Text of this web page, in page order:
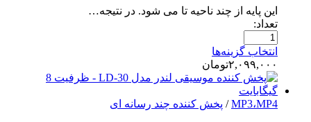
این پایه از چند ناحیه تا می شود. در نتیجه…
تعداد:
انتخاب گزینه‌ها
۲,۰۹۹,۰۰۰تومان
MP3،MP4/ پخش کننده چند رسانه ای